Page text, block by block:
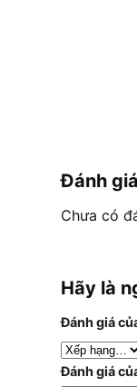
Đánh giá
Chưa có
Hãy là
Đánh giá
Đánh giá